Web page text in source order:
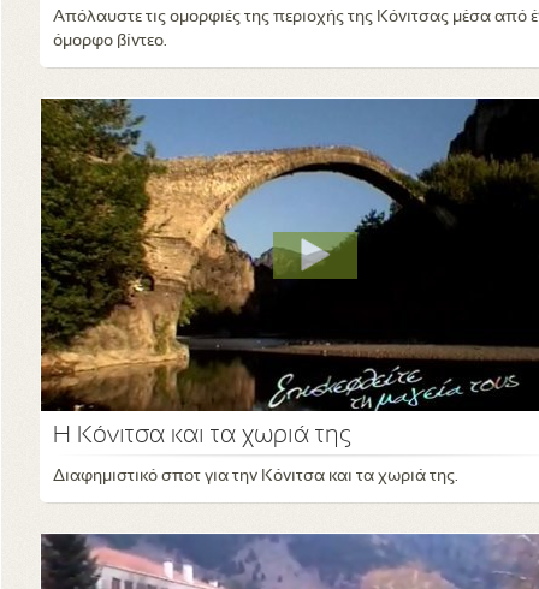
Απόλαυστε τις ομορφιές της περιοχής της Κόνιτσας μέσα από
όμορφο βίντεο.
Η Κόνιτσα και τα χωριά της
Διαφημιστικό σποτ για την Κόνιτσα και τα χωριά της.